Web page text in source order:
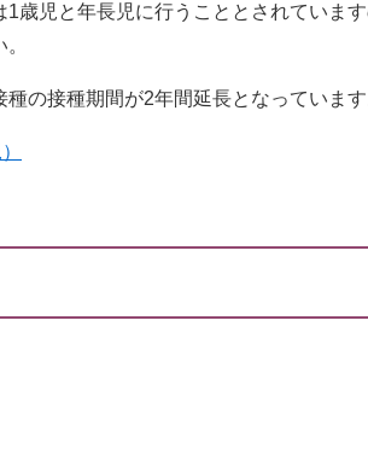
歳児と年長児に行うこととされていま
の接種期間が2年間延長となっています